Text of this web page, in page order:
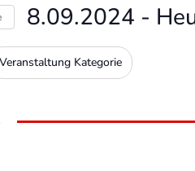
8.09.2024 -
Datum
wählen.
Veranstaltung Kategorie